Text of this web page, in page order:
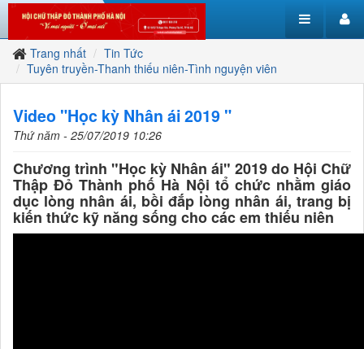
Trang nhất
Tin Tức
Tuyên truyền-Thanh thiếu niên-Tình nguyện viên
Video "Học kỳ Nhân ái 2019 "
Thứ năm - 25/07/2019 10:26
Chương trình "Học kỳ Nhân ái" 2019 do Hội Chữ
Thập Đỏ Thành phố Hà Nội tổ chức nhằm giáo
dục lòng nhân ái, bồi đắp lòng nhân ái, trang bị
kiến thức kỹ năng sống cho các em thiếu niên